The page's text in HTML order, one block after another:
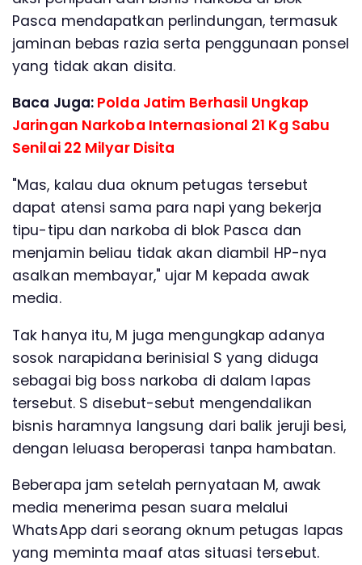
Pasca mendapatkan perlindungan, termasuk
jaminan bebas razia serta penggunaan ponsel
yang tidak akan disita.
Baca Juga: Polda Jatim Berhasil Ungkap
Jaringan Narkoba Internasional 21 Kg Sabu
Senilai 22 Milyar Disita
"Mas, kalau dua oknum petugas tersebut
dapat atensi sama para napi yang bekerja
tipu-tipu dan narkoba di blok Pasca dan
menjamin beliau tidak akan diambil HP-nya
asalkan membayar," ujar M kepada awak
media.
Tak hanya itu, M juga mengungkap adanya
sosok narapidana berinisial S yang diduga
sebagai big boss narkoba di dalam lapas
tersebut. S disebut-sebut mengendalikan
bisnis haramnya langsung dari balik jeruji besi,
dengan leluasa beroperasi tanpa hambatan.
Beberapa jam setelah pernyataan M, awak
media menerima pesan suara melalui
WhatsApp dari seorang oknum petugas lapas
yang meminta maaf atas situasi tersebut.